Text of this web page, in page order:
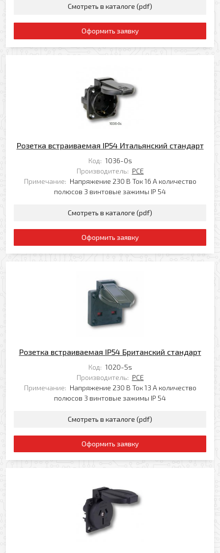
Смотреть в каталоге (pdf)
Оформить заявку
Розетка встраиваемая IP54 Итальянский стандарт
Код: 1036-0s
Производитель: PCE
Примечание: Напряжение 230 В Ток 16 А количество
полюсов 3 винтовые зажимы IP 54
Смотреть в каталоге (pdf)
Оформить заявку
Розетка встраиваемая IP54 Британский стандарт
Код: 1020-5s
Производитель: PCE
Примечание: Напряжение 230 В Ток 13 А количество
полюсов 3 винтовые зажимы IP 54
Смотреть в каталоге (pdf)
Оформить заявку
Заказать обратный звонок
персональных данных в соответствии с
Политикой обработки персональных данных
* — поля, обязательные для заполнения
Ваш телефон
Комментарий к заказу
Согласен(-на) на получение рассылки
персональных данных в соответствии с
Политикой обработки персональных данных
* — поля, обязательные для заполнения